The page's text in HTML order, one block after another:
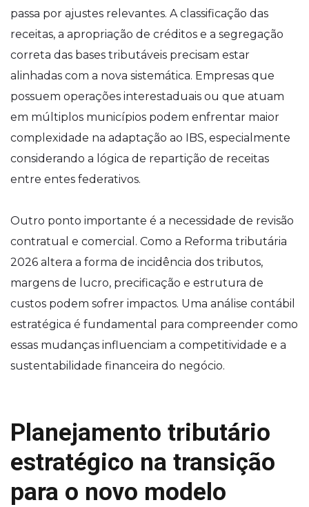
passa por ajustes relevantes. A classificação das
receitas, a apropriação de créditos e a segregação
correta das bases tributáveis precisam estar
alinhadas com a nova sistemática. Empresas que
possuem operações interestaduais ou que atuam
em múltiplos municípios podem enfrentar maior
complexidade na adaptação ao IBS, especialmente
considerando a lógica de repartição de receitas
entre entes federativos.
Outro ponto importante é a necessidade de revisão
contratual e comercial. Como a Reforma tributária
2026 altera a forma de incidência dos tributos,
margens de lucro, precificação e estrutura de
custos podem sofrer impactos. Uma análise contábil
estratégica é fundamental para compreender como
essas mudanças influenciam a competitividade e a
sustentabilidade financeira do negócio.
Planejamento tributário
estratégico na transição
para o novo modelo